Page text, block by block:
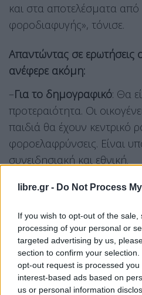
libre.gr - Do Not Process
If you wish to opt-out of the
processing of your personal or
targeted advertising by us,
section to confirm your
opt-out request is processed
interest-based ads based on
us or personal information
και στα αποτελέσματα από
φοροδιαφυγής», τόνισε.
Απαντώντας σε ερωτήσεις
ανέφερε ακόμη:
–Για το δημογραφικό: Θα
προτεραιότητα. Οι
παιδιά θα έχουν κεντρικό
φοροελαφρύνσεις. Είναι
συνειδησιακή και εθνική.
-Για τον 13ο μισθό: Αν
της αντιπολίτευσης δεν
ελαφρύνσεις σε
μεσαία τάξη συνολικά.
ήταν και δίκαιο. Ήδη
μισθών στο Δημόσιο από
αυξήσεις που